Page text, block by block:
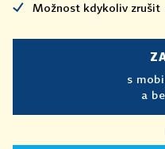
Možnost kdykoliv zrušit
s
a